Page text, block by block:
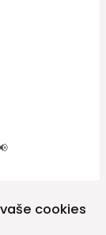
cookies